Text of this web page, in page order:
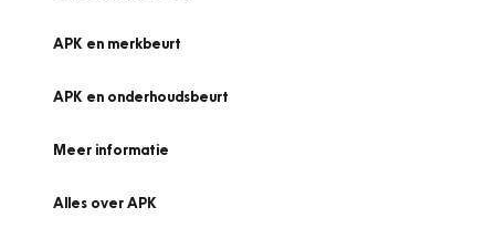
APK en merkbeurt
APK en onderhoudsbeurt
Meer informatie
Alles over APK